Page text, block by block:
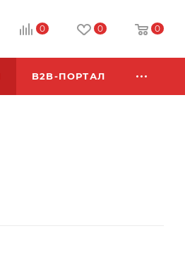
0 0 0
B2B-ПОРТАЛ